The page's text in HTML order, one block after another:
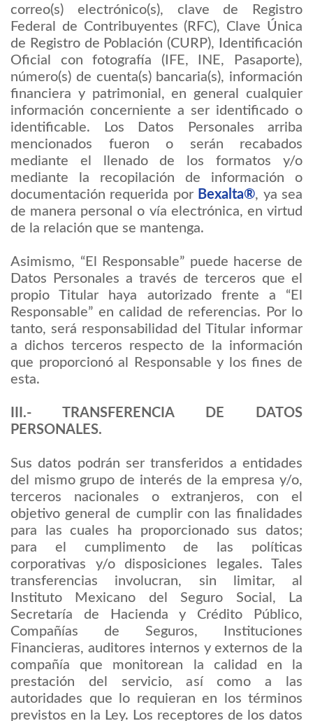
correo(s) electrónico(s), clave de Registro
Federal de Contribuyentes (RFC), Clave Única
de Registro de Población (CURP), Identificación
Oficial con fotografía (IFE, INE, Pasaporte),
número(s) de cuenta(s) bancaria(s), información
financiera y patrimonial, en general cualquier
información concerniente a ser identificado o
identificable. Los Datos Personales arriba
mencionados fueron o serán recabados
mediante el llenado de los formatos y/o
mediante la recopilación de información o
documentación requerida por Bexalta®, ya sea
de manera personal o vía electrónica, en virtud
de la relación que se mantenga.
Asimismo, “El Responsable” puede hacerse de
Datos Personales a través de terceros que el
propio Titular haya autorizado frente a “El
Responsable” en calidad de referencias. Por lo
tanto, será responsabilidad del Titular informar
a dichos terceros respecto de la información
que proporcionó al Responsable y los fines de
esta.
III.- TRANSFERENCIA DE DATOS
PERSONALES.
Sus datos podrán ser transferidos a entidades
del mismo grupo de interés de la empresa y/o,
terceros nacionales o extranjeros, con el
objetivo general de cumplir con las finalidades
para las cuales ha proporcionado sus datos;
para el cumplimento de las políticas
corporativas y/o disposiciones legales. Tales
transferencias involucran, sin limitar, al
Instituto Mexicano del Seguro Social, La
Secretaría de Hacienda y Crédito Público,
Compañías de Seguros, Instituciones
Financieras, auditores internos y externos de la
compañía que monitorean la calidad en la
prestación del servicio, así como a las
autoridades que lo requieran en los términos
previstos en la Ley. Los receptores de los datos